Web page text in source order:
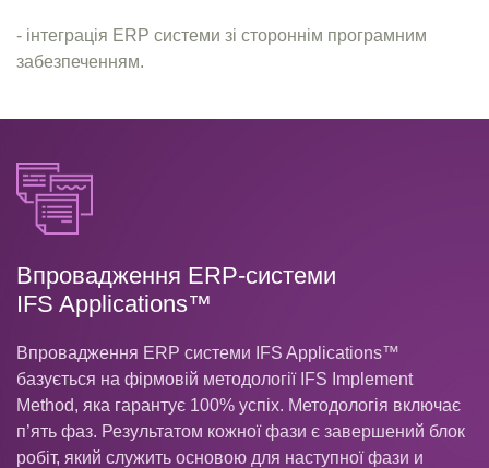
- інтеграція ERP системи зі стороннім програмним
забезпеченням.
Впровадження ERP-системи
IFS Applications™
Впровадження ERP системи IFS Applications™
базується на фірмовій методології IFS Implement
Method, яка гарантує 100% успіх. Методологія включає
п’ять фаз. Результатом кожної фази є завершений блок
робіт, який служить основою для наступної фази и